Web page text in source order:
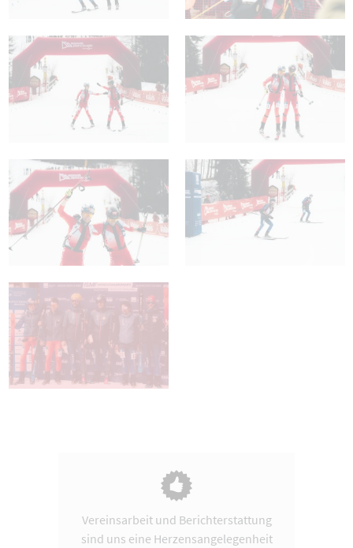
Vereinsarbeit und Berichterstattung
sind uns eine Herzensangelegenheit